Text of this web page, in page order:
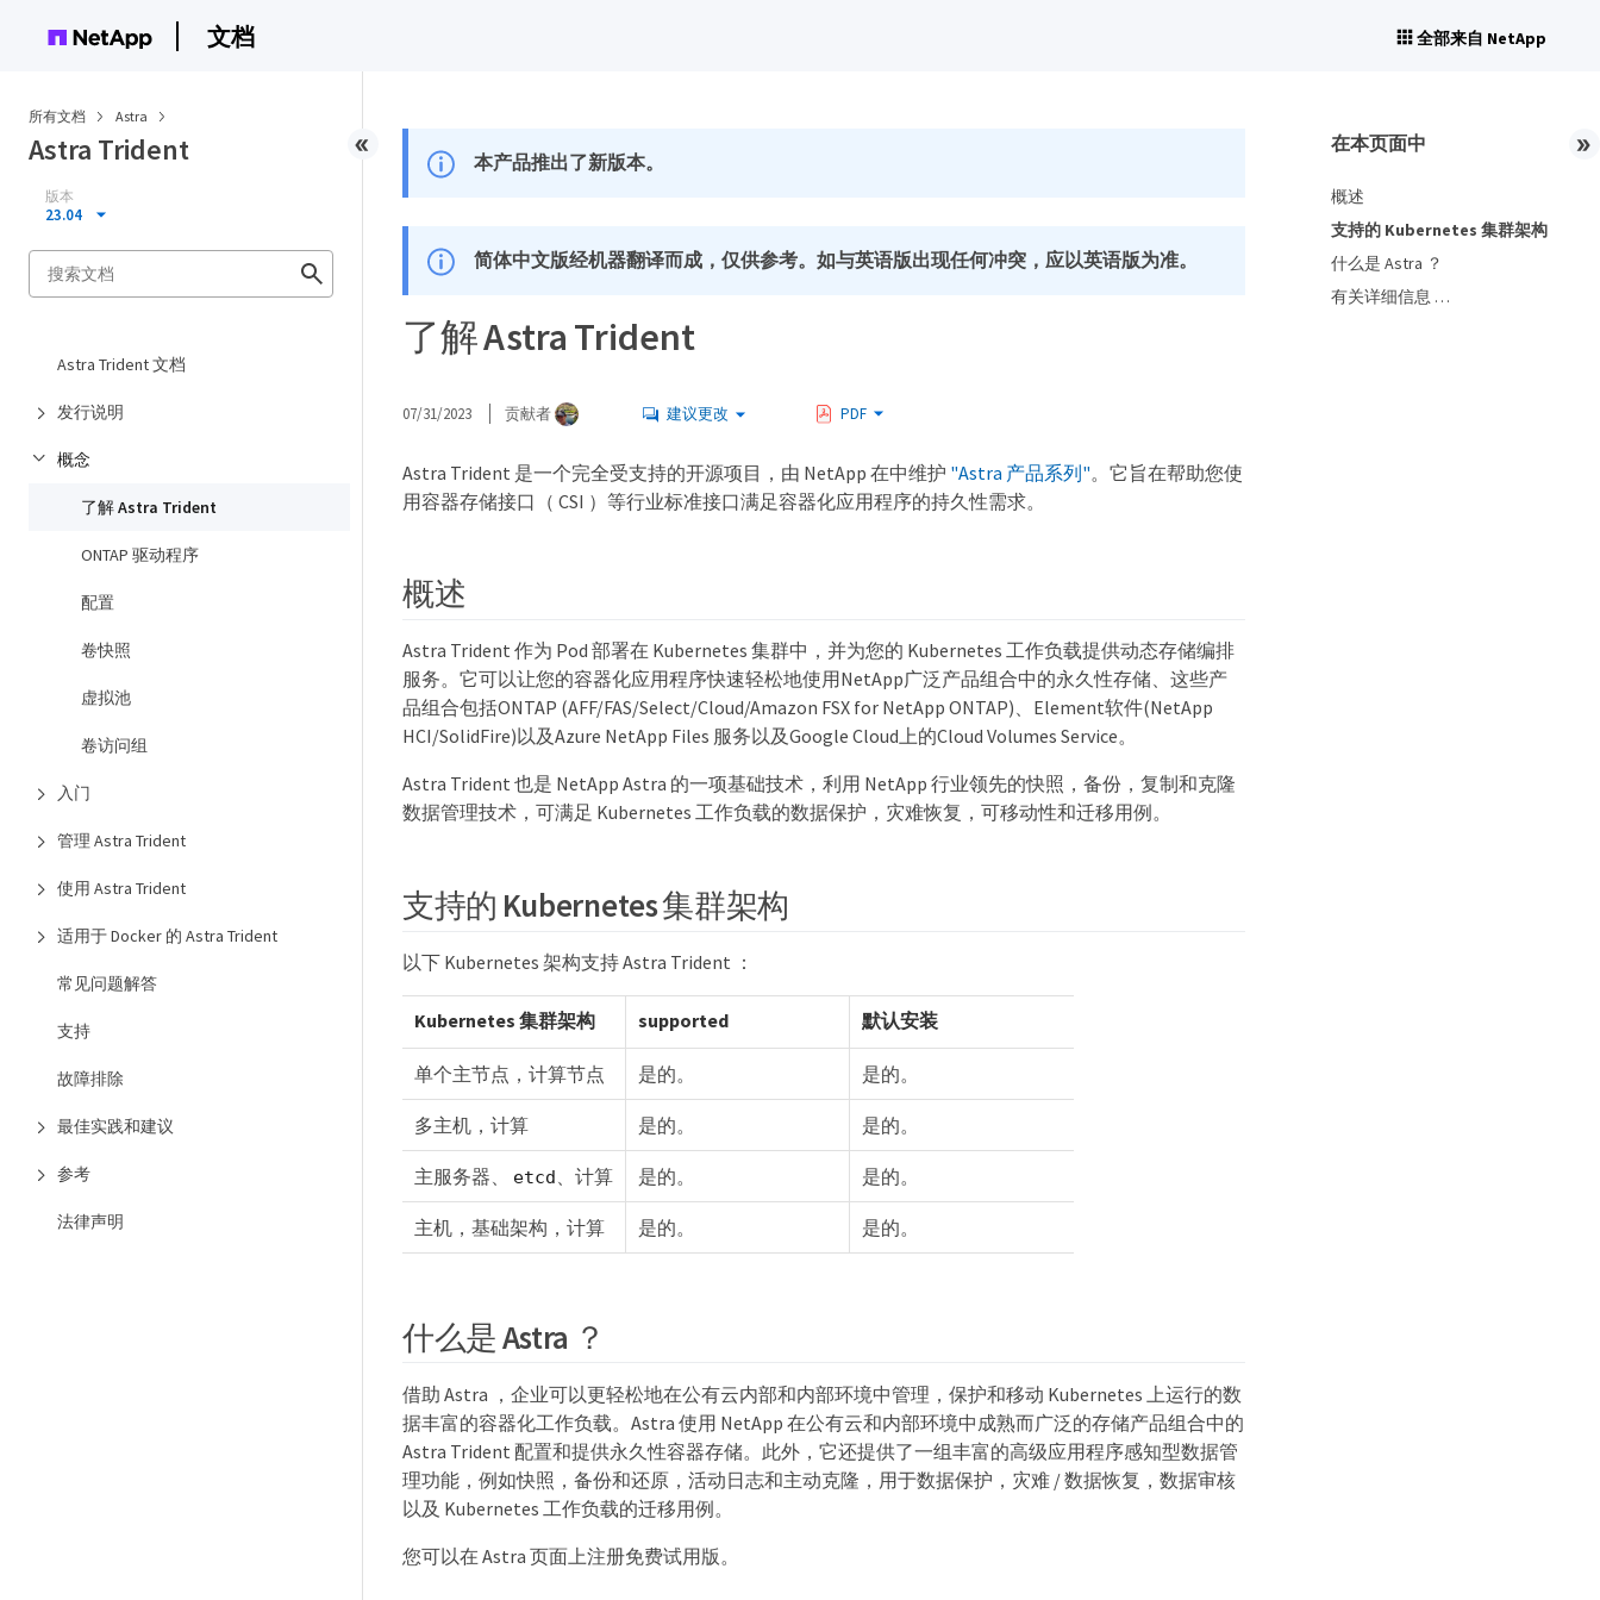
文档 全部来自 NetApp
所有文档 Astra
Astra Trident
版本
23.04
Astra Trident 文档
发行说明
概念
了解 Astra Trident
ONTAP 驱动程序
配置
卷快照
虚拟池
卷访问组
入门
管理 Astra Trident
使用 Astra Trident
适用于 Docker 的 Astra Trident
常见问题解答
支持
故障排除
最佳实践和建议
参考
法律声明
本产品推出了新版本。
简体中文版经机器翻译而成，仅供参考。如与英语版出现任何冲突，应以英语版为准。
了解 Astra Trident
07/31/2023 贡献者 建议更改 PDF
Astra Trident 是一个完全受支持的开源项目，由 NetApp 在中维护 "Astra 产品系列"。它旨在帮助您使
用容器存储接口（ CSI ）等行业标准接口满足容器化应用程序的持久性需求。
概述
Astra Trident 作为 Pod 部署在 Kubernetes 集群中，并为您的 Kubernetes 工作负载提供动态存储编排
服务。它可以让您的容器化应用程序快速轻松地使用NetApp广泛产品组合中的永久性存储、这些产
品组合包括ONTAP (AFF/FAS/Select/Cloud/Amazon FSX for NetApp ONTAP)、Element软件(NetApp
HCI/SolidFire)以及Azure NetApp Files 服务以及Google Cloud上的Cloud Volumes Service。
Astra Trident 也是 NetApp Astra 的一项基础技术，利用 NetApp 行业领先的快照，备份，复制和克隆
数据管理技术，可满足 Kubernetes 工作负载的数据保护，灾难恢复，可移动性和迁移用例。
支持的 Kubernetes 集群架构
以下 Kubernetes 架构支持 Astra Trident ：
Kubernetes 集群架构 supported 默认安装
单个主节点，计算节点 是的。 是的。
多主机，计算 是的。 是的。
主服务器、 etcd、计算 是的。 是的。
主机，基础架构，计算 是的。 是的。
什么是 Astra ？
借助 Astra ，企业可以更轻松地在公有云内部和内部环境中管理，保护和移动 Kubernetes 上运行的数
据丰富的容器化工作负载。Astra 使用 NetApp 在公有云和内部环境中成熟而广泛的存储产品组合中的
Astra Trident 配置和提供永久性容器存储。此外，它还提供了一组丰富的高级应用程序感知型数据管
理功能，例如快照，备份和还原，活动日志和主动克隆，用于数据保护，灾难 / 数据恢复，数据审核
以及 Kubernetes 工作负载的迁移用例。
您可以在 Astra 页面上注册免费试用版。
在本页面中
概述
支持的 Kubernetes 集群架构
什么是 Astra ？
有关详细信息 …​